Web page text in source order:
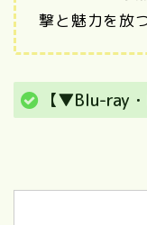
撃と魅力を放
【▼Blu-ray・